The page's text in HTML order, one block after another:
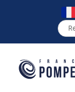
Panneau de